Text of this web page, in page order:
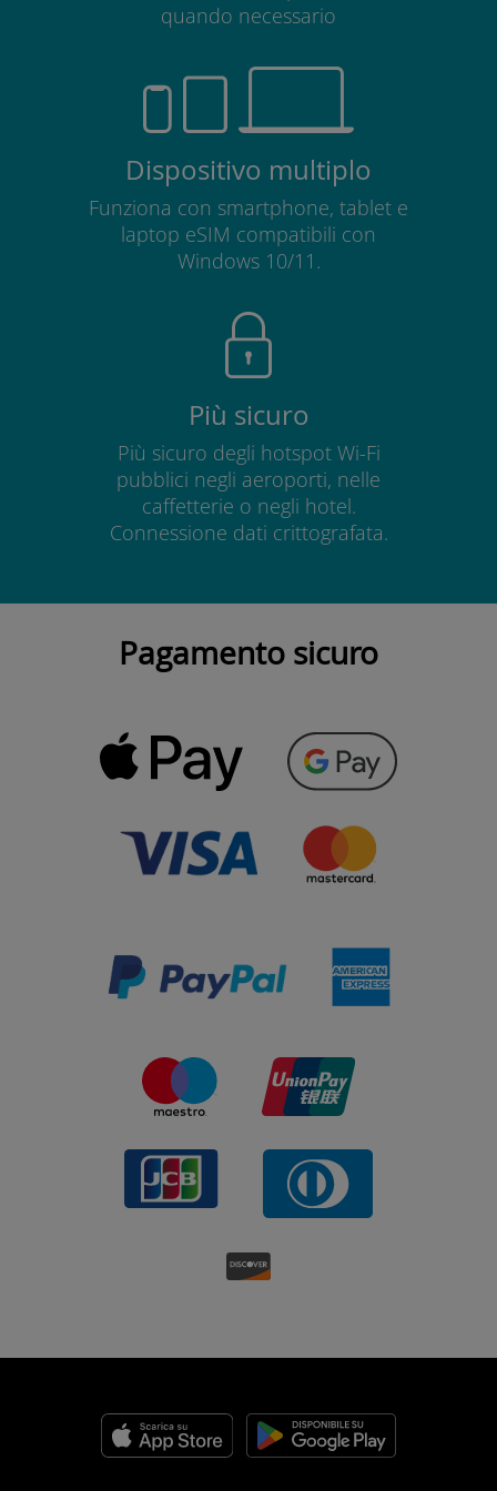
quando necessario
Dispositivo multiplo
Funziona con smartphone, tablet e
laptop eSIM compatibili con
Windows 10/11.
Più sicuro
Più sicuro degli hotspot Wi-Fi
pubblici negli aeroporti, nelle
caffetterie o negli hotel.
Connessione dati crittografata.
Pagamento sicuro